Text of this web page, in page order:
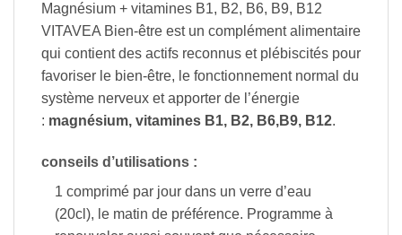
Magnésium + vitamines B1, B2, B6, B9, B12
VITAVEA Bien-être est un complément alimentaire
qui contient des actifs reconnus et plébiscités pour
favoriser le bien-être, le fonctionnement normal du
système nerveux et apporter de l’énergie
: magnésium, vitamines B1, B2, B6,B9, B12.
conseils d’utilisations :
1 comprimé par jour dans un verre d’eau
(20cl), le matin de préférence. Programme à